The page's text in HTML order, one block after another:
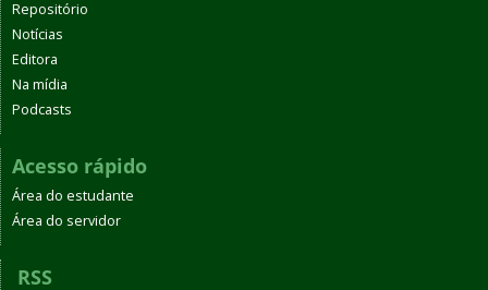
Repositório
Notícias
Editora
Na mídia
Podcasts
Acesso rápido
Área do estudante
Área do servidor
RSS